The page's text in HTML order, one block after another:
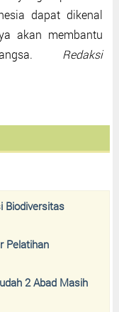
dapat dikenal
akan membantu
Redaksi
Biodiversitas
Pelatihan
2 Abad Masih